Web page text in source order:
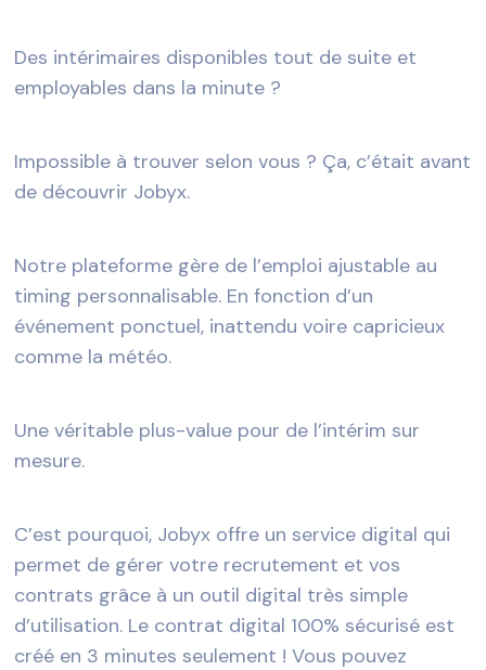
Des intérimaires disponibles tout de suite et
employables dans la minute ?
Impossible à trouver selon vous ? Ça, c’était avant
de découvrir Jobyx.
Notre plateforme gère de l’emploi ajustable au
timing personnalisable. En fonction d’un
événement ponctuel, inattendu voire capricieux
comme la météo.
Une véritable plus-value pour de l’intérim sur
mesure.
C’est pourquoi, Jobyx offre un service digital qui
permet de gérer votre recrutement et vos
contrats grâce à un outil digital très simple
d’utilisation. Le contrat digital 100% sécurisé est
créé en 3 minutes seulement ! Vous pouvez